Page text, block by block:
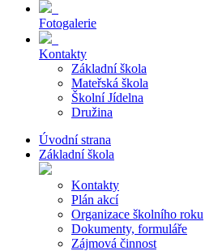
Fotogalerie
Kontakty
Základní škola
Mateřská škola
Školní Jídelna
Družina
Úvodní strana
Základní škola
Kontakty
Plán akcí
Organizace školního roku
Dokumenty, formuláře
Zájmová činnost